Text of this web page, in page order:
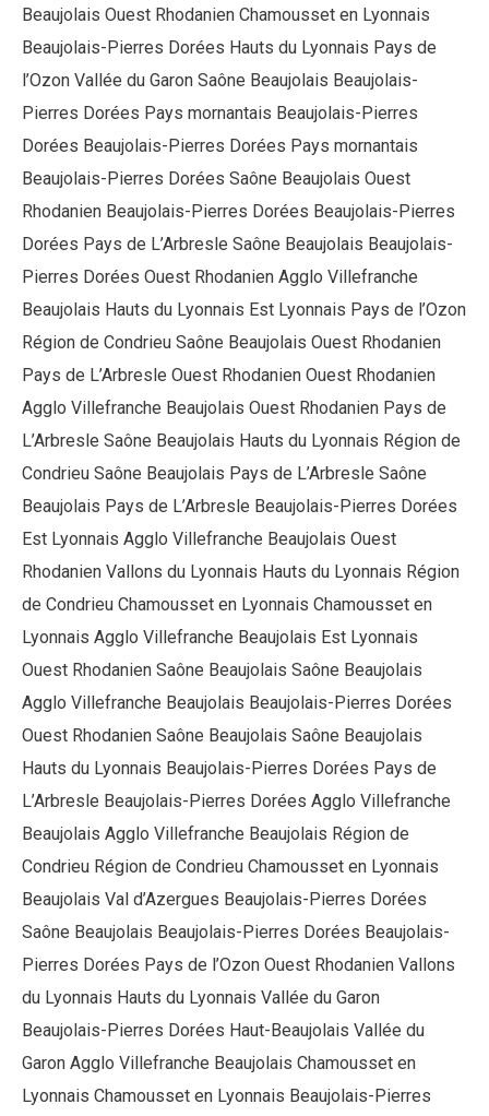
Beaujolais Ouest Rhodanien Chamousset en Lyonnais
Beaujolais-Pierres Dorées Hauts du Lyonnais Pays de
l’Ozon Vallée du Garon Saône Beaujolais Beaujolais-
Pierres Dorées Pays mornantais Beaujolais-Pierres
Dorées Beaujolais-Pierres Dorées Pays mornantais
Beaujolais-Pierres Dorées Saône Beaujolais Ouest
Rhodanien Beaujolais-Pierres Dorées Beaujolais-Pierres
Dorées Pays de L’Arbresle Saône Beaujolais Beaujolais-
Pierres Dorées Ouest Rhodanien Agglo Villefranche
Beaujolais Hauts du Lyonnais Est Lyonnais Pays de l’Ozon
Région de Condrieu Saône Beaujolais Ouest Rhodanien
Pays de L’Arbresle Ouest Rhodanien Ouest Rhodanien
Agglo Villefranche Beaujolais Ouest Rhodanien Pays de
L’Arbresle Saône Beaujolais Hauts du Lyonnais Région de
Condrieu Saône Beaujolais Pays de L’Arbresle Saône
Beaujolais Pays de L’Arbresle Beaujolais-Pierres Dorées
Est Lyonnais Agglo Villefranche Beaujolais Ouest
Rhodanien Vallons du Lyonnais Hauts du Lyonnais Région
de Condrieu Chamousset en Lyonnais Chamousset en
Lyonnais Agglo Villefranche Beaujolais Est Lyonnais
Ouest Rhodanien Saône Beaujolais Saône Beaujolais
Agglo Villefranche Beaujolais Beaujolais-Pierres Dorées
Ouest Rhodanien Saône Beaujolais Saône Beaujolais
Hauts du Lyonnais Beaujolais-Pierres Dorées Pays de
L’Arbresle Beaujolais-Pierres Dorées Agglo Villefranche
Beaujolais Agglo Villefranche Beaujolais Région de
Condrieu Région de Condrieu Chamousset en Lyonnais
Beaujolais Val d’Azergues Beaujolais-Pierres Dorées
Saône Beaujolais Beaujolais-Pierres Dorées Beaujolais-
Pierres Dorées Pays de l’Ozon Ouest Rhodanien Vallons
du Lyonnais Hauts du Lyonnais Vallée du Garon
Beaujolais-Pierres Dorées Haut-Beaujolais Vallée du
Garon Agglo Villefranche Beaujolais Chamousset en
Lyonnais Chamousset en Lyonnais Beaujolais-Pierres